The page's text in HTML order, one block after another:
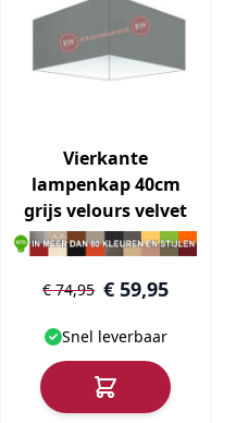
Vierkante
lampenkap 40cm
grijs velours velvet
€ 59,95
€ 74,95
Snel leverbaar